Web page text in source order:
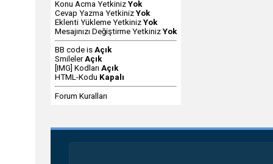
Konu Acma Yetkiniz Yok
Cevap Yazma Yetkiniz Yok
Eklenti Yükleme Yetkiniz Yok
Mesajınızı Değiştirme Yetkiniz Yok
BB code is Açık
Smileler Açık
[IMG] Kodları Açık
HTML-Kodu Kapalı
Forum Kuralları